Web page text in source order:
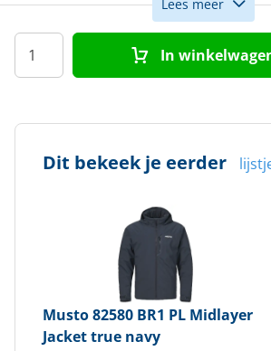
Maat L
Kleur Blauw
Lees meer
In
Dit bekeek je eerder
Musto82580 BR1 PL Midlayer
Jacket true navy